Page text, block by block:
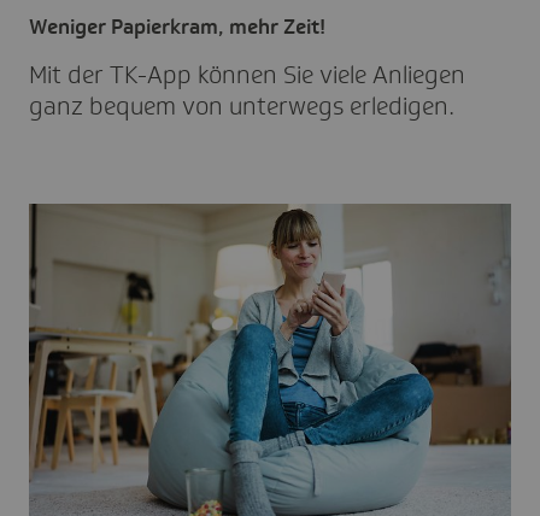
Mit der TK-App können Sie viele Anliegen
ganz bequem von unter­wegs erle­di­gen.
Weniger Papierkram, mehr Zeit!